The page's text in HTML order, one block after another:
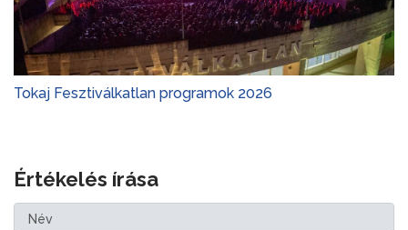
Tokaj Fesztiválkatlan programok 2026
Értékelés írása